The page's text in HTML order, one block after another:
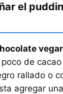
el
de
rallado o
agregar